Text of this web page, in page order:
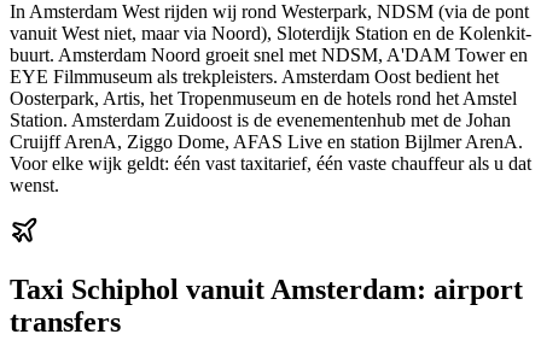
In Amsterdam West rijden wij rond Westerpark, NDSM (via de pont
vanuit West niet, maar via Noord), Sloterdijk Station en de Kolenkit-
buurt. Amsterdam Noord groeit snel met NDSM, A'DAM Tower en
EYE Filmmuseum als trekpleisters. Amsterdam Oost bedient het
Oosterpark, Artis, het Tropenmuseum en de hotels rond het Amstel
Station. Amsterdam Zuidoost is de evenementenhub met de Johan
Cruijff ArenA, Ziggo Dome, AFAS Live en station Bijlmer ArenA.
Voor elke wijk geldt: één vast taxitarief, één vaste chauffeur als u dat
wenst.
Taxi Schiphol vanuit Amsterdam: airport
transfers